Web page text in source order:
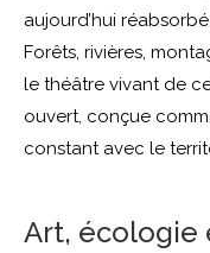
aujourd’hui
Forêts, rivières,
le théâtre vivant de
ouvert, conçue
constant avec le
Art, écologie